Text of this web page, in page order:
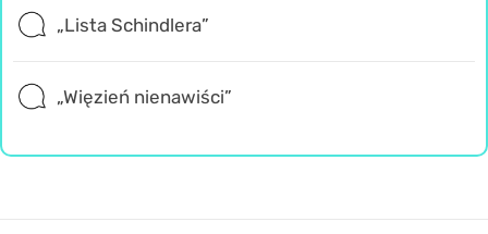
„Lista Schindlera”
„Więzień nienawiści”